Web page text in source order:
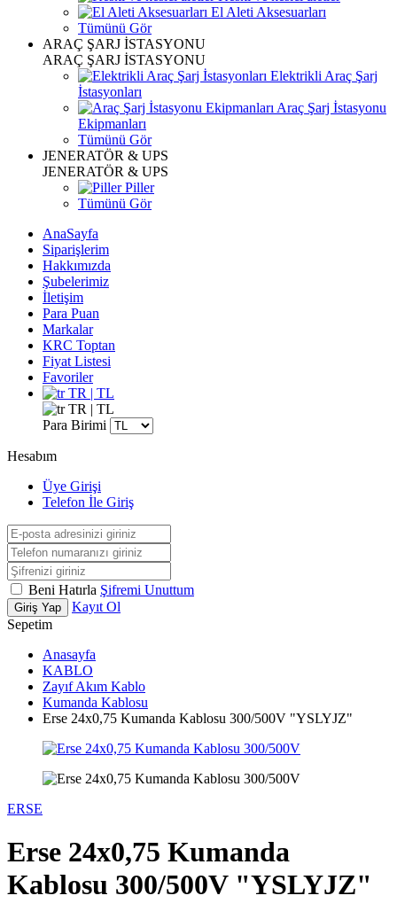
El Aleti Aksesuarları
Tümünü Gör
ARAÇ ŞARJ İSTASYONU
ARAÇ ŞARJ İSTASYONU
Elektrikli Araç Şarj
İstasyonları
Araç Şarj İstasyonu
Ekipmanları
Tümünü Gör
JENERATÖR & UPS
JENERATÖR & UPS
Piller
Tümünü Gör
AnaSayfa
Siparişlerim
Hakkımızda
Şubelerimiz
İletişim
Para Puan
Markalar
KRC Toptan
Fiyat Listesi
Favoriler
TR | TL
TR | TL
Para Birimi
Hesabım
Üye Girişi
Telefon İle Giriş
Beni Hatırla Şifremi Unuttum
Giriş Yap
Kayıt Ol
Sepetim
Anasayfa
KABLO
Zayıf Akım Kablo
Kumanda Kablosu
Erse 24x0,75 Kumanda Kablosu 300/500V "YSLYJZ"
ERSE
Erse 24x0,75 Kumanda
Kablosu 300/500V "YSLYJZ"